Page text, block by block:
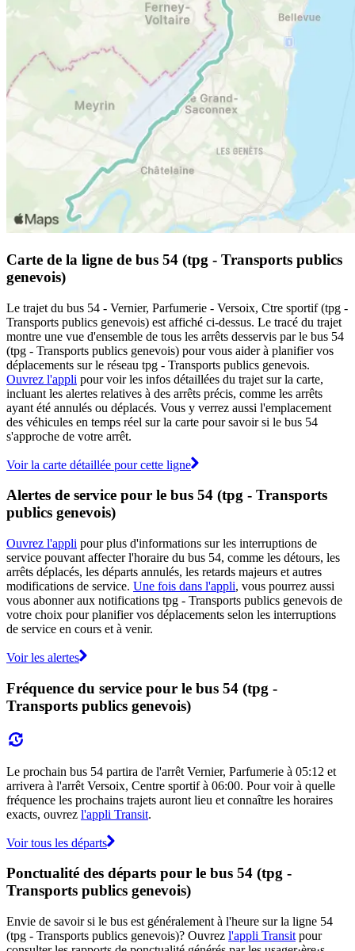
Carte de la ligne de bus 54 (tpg - Transports publics
genevois)
Le trajet du bus 54 - Vernier, Parfumerie - Versoix, Ctre sportif (tpg -
Transports publics genevois) est affiché ci-dessus. Le tracé du trajet
montre une vue d'ensemble de tous les arrêts desservis par le bus 54
(tpg - Transports publics genevois) pour vous aider à planifier vos
déplacements sur le réseau tpg - Transports publics genevois.
Ouvrez l'appli pour voir les infos détaillées du trajet sur la carte,
incluant les alertes relatives à des arrêts précis, comme les arrêts
ayant été annulés ou déplacés. Vous y verrez aussi l'emplacement
des véhicules en temps réel sur la carte pour savoir si le bus 54
s'approche de votre arrêt.
Voir la carte détaillée pour cette ligne
Alertes de service pour le bus 54 (tpg - Transports
publics genevois)
Ouvrez l'appli pour plus d'informations sur les interruptions de
service pouvant affecter l'horaire du bus 54, comme les détours, les
arrêts déplacés, les départs annulés, les retards majeurs et autres
modifications de service. Une fois dans l'appli, vous pourrez aussi
vous abonner aux notifications tpg - Transports publics genevois de
votre choix pour planifier vos déplacements selon les interruptions
de service en cours et à venir.
Voir les alertes
Fréquence du service pour le bus 54 (tpg -
Transports publics genevois)
Le prochain bus 54 partira de l'arrêt Vernier, Parfumerie à 05:12 et
arrivera à l'arrêt Versoix, Centre sportif à 06:00. Pour voir à quelle
fréquence les prochains trajets auront lieu et connaître les horaires
exacts, ouvrez l'appli Transit.
Voir tous les départs
Ponctualité des départs pour le bus 54 (tpg -
Transports publics genevois)
Envie de savoir si le bus est généralement à l'heure sur la ligne 54
(tpg - Transports publics genevois)? Ouvrez l'appli Transit pour